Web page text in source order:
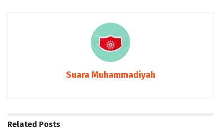
Suara Muhammadiyah
Related Posts